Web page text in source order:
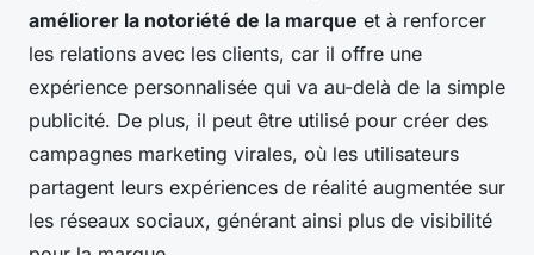
améliorer la notoriété de la marque et à renforcer
les relations avec les clients, car il offre une
expérience personnalisée qui va au-delà de la simple
publicité. De plus, il peut être utilisé pour créer des
campagnes marketing virales, où les utilisateurs
partagent leurs expériences de réalité augmentée sur
les réseaux sociaux, générant ainsi plus de visibilité